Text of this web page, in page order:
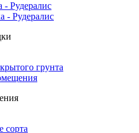
- Рудералис
- Рудералис
грунта
сорта